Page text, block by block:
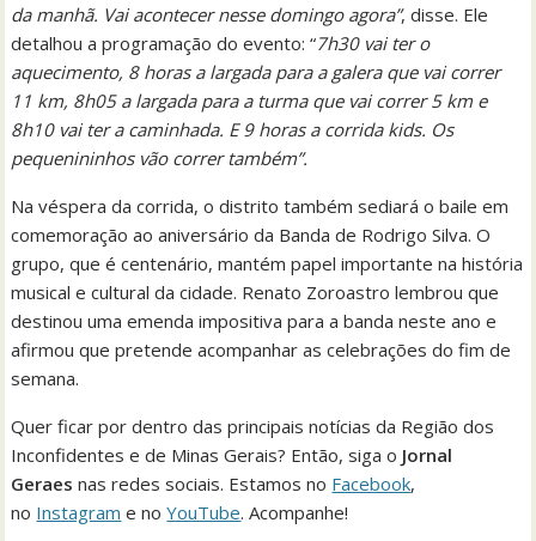
da manhã. Vai acontecer nesse domingo agora”, disse. Ele
detalhou a programação do evento: “7h30 vai ter o
aquecimento, 8 horas a largada para a galera que vai correr
11 km, 8h05 a largada para a turma que vai correr 5 km e
8h10 vai ter a caminhada. E 9 horas a corrida kids. Os
pequenininhos vão correr também”.
Na véspera da corrida, o distrito também sediará o baile em
comemoração ao aniversário da Banda de Rodrigo Silva. O
grupo, que é centenário, mantém papel importante na história
musical e cultural da cidade. Renato Zoroastro lembrou que
destinou uma emenda impositiva para a banda neste ano e
afirmou que pretende acompanhar as celebrações do fim de
semana.
Quer ficar por dentro das principais notícias da Região dos
Inconfidentes e de Minas Gerais? Então, siga o Jornal
Geraesnas redes sociais. Estamos no Facebook,
no Instagram e noYouTube. Acompanhe!